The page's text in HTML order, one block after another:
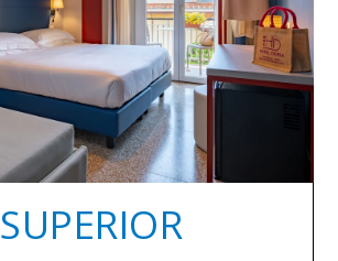
SUPERIOR